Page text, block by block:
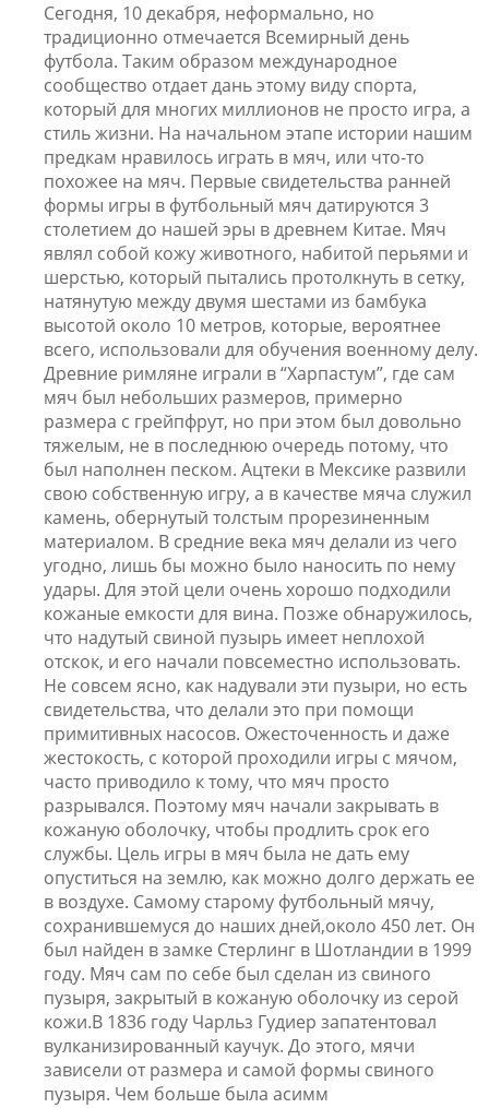
Сегодня, 10 декабря, неформально, но
традиционно отмечается Всемирный день
футбола. Таким образом международное
сообщество отдает дань этому виду спорта,
который для многих миллионов не просто игра, а
стиль жизни. На начальном этапе истории нашим
предкам нравилось играть в мяч, или что-то
похожее на мяч. Первые свидетельства ранней
формы игры в футбольный мяч датируются 3
столетием до нашей эры в древнем Китае. Мяч
являл собой кожу животного, набитой перьями и
шерстью, который пытались протолкнуть в сетку,
натянутую между двумя шестами из бамбука
высотой около 10 метров, которые, вероятнее
всего, использовали для обучения военному делу.
Древние римляне играли в “Харпастум”, где сам
мяч был небольших размеров, примерно
размера с грейпфрут, но при этом был довольно
тяжелым, не в последнюю очередь потому, что
был наполнен песком. Ацтеки в Мексике развили
свою собственную игру, а в качестве мяча служил
камень, обернутый толстым прорезиненным
материалом. В средние века мяч делали из чего
угодно, лишь бы можно было наносить по нему
удары. Для этой цели очень хорошо подходили
кожаные емкости для вина. Позже обнаружилось,
что надутый свиной пузырь имеет неплохой
отскок, и его начали повсеместно использовать.
Не совсем ясно, как надували эти пузыри, но есть
свидетельства, что делали это при помощи
примитивных насосов. Ожесточенность и даже
жестокость, с которой проходили игры с мячом,
часто приводило к тому, что мяч просто
разрывался. Поэтому мяч начали закрывать в
кожаную оболочку, чтобы продлить срок его
службы. Цель игры в мяч была не дать ему
опуститься на землю, как можно долго держать ее
в воздухе. Самому старому футбольный мячу,
сохранившемуся до наших дней,около 450 лет. Он
был найден в замке Стерлинг в Шотландии в 1999
году. Мяч сам по себе был сделан из свиного
пузыря, закрытый в кожаную оболочку из серой
кожи.В 1836 году Чарльз Гудиер запатентовал
вулканизированный каучук. До этого, мячи
зависели от размера и самой формы свиного
пузыря. Чем больше была асимм